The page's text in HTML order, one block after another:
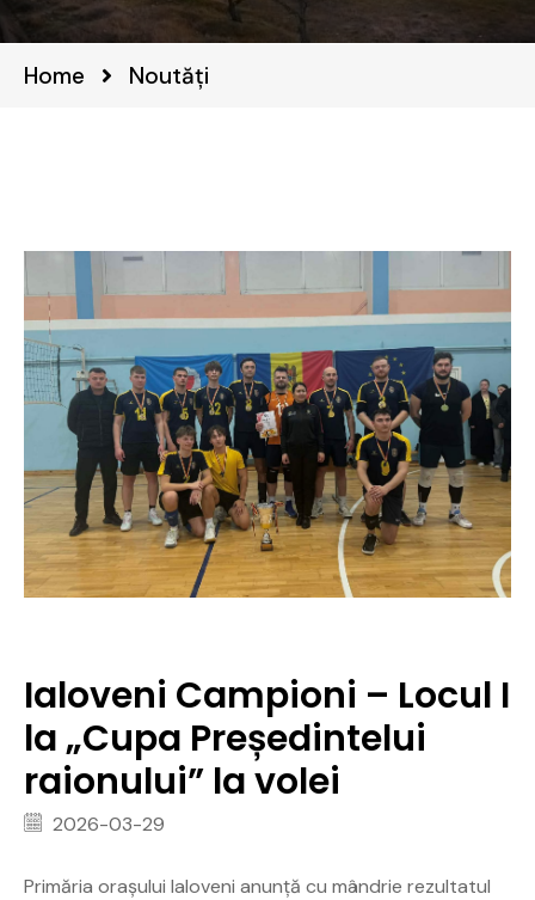
Home Noutăți
Ialoveni Campioni – Locul I
la „Cupa Președintelui
raionului” la volei
2026-03-29
Primăria orașului Ialoveni anunță cu mândrie rezultatul